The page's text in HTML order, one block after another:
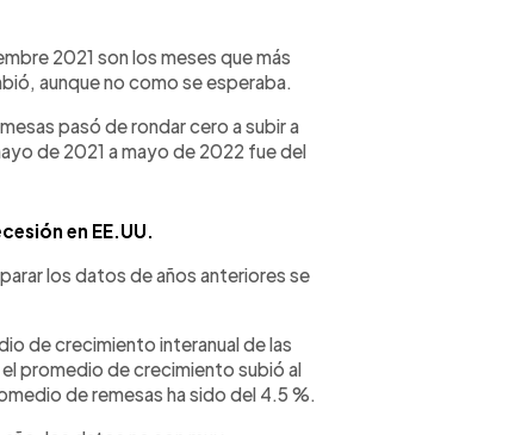
2021 son los meses que más
aunque no como se esperaba.
pasó de rondar cero a subir a
de 2021 a mayo de 2022 fue del
en EE.UU.
los datos de años anteriores se
de crecimiento interanual de las
promedio de crecimiento subió al
de remesas ha sido del 4.5 %.